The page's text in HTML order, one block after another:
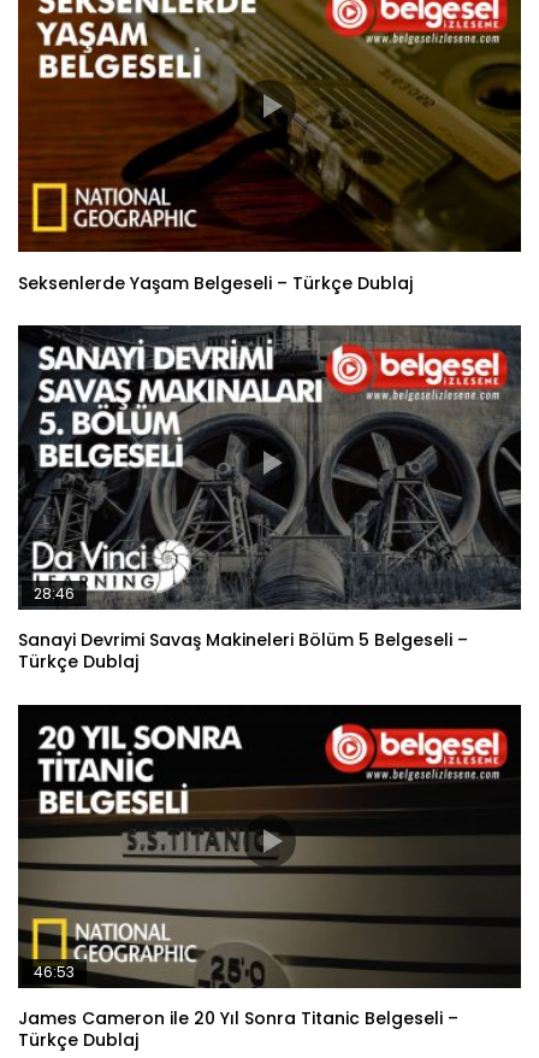
Seksenlerde Yaşam Belgeseli – Türkçe Dublaj
28:46
Sanayi Devrimi Savaş Makineleri Bölüm 5 Belgeseli –
Türkçe Dublaj
46:53
James Cameron ile 20 Yıl Sonra Titanic Belgeseli –
Türkçe Dublaj